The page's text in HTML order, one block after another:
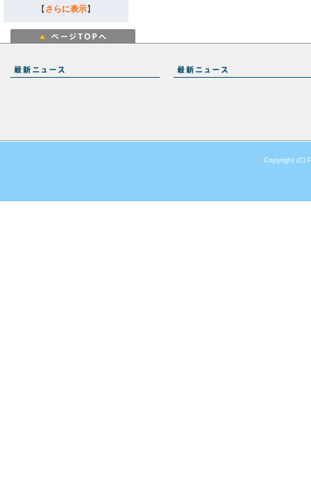
【 さらに表示】
Copyright (C)